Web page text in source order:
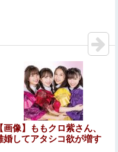
画あり）
」で生活してガンにな
ぇもうやめて！」⇒ マ○
でええやろw」→事故で
と知り泣く
【画像】ももクロ紫さん、
婚してアタシコ欲が増す